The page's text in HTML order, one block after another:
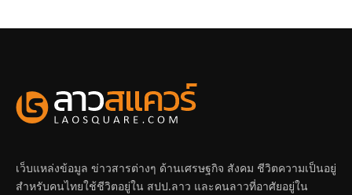
เว็บแหล่งข้อมูล ข่าวสารต่างๆ ด้านเศรษฐกิจ สังคม ชีวิตความเป็นอยู่
สำหรับคนไทยใช้ชีวิตอยู่ใน สปป.ลาว และคนลาวที่อาศัยอยู่ใน